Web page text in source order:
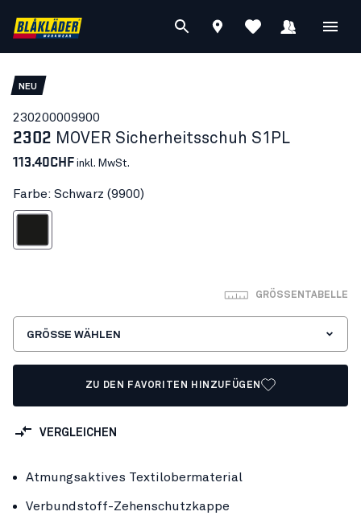
NEU
230200009900
2302 MOVER Sicherheitsschuh S1PL
113.40CHF inkl. MwSt.
Farbe: Schwarz (9900)
GRÖSSENTABELLE
GRÖSSE WÄHLEN
ZU DEN FAVORITEN HINZUFÜGEN
VERGLEICHEN
Atmungsaktives Textilobermaterial
Verbundstoff-Zehenschutzkappe